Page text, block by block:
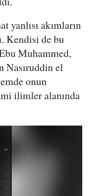
yanlısı akımların
Kendisi de bu
Muhammed,
Nasıruddin el
onun
ilimler alanında